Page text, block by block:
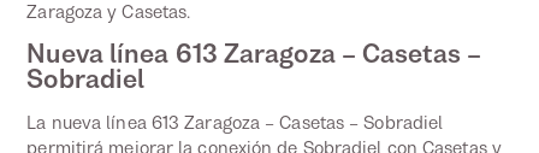
Zaragoza y Casetas.
Nueva línea 613 Zaragoza – Casetas –
Sobradiel
La nueva línea 613 Zaragoza – Casetas – Sobradiel
permitirá mejorar la conexión de Sobradiel con Casetas y